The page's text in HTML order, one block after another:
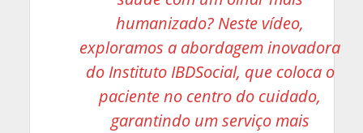
humanizado? Neste vídeo,
exploramos a abordagem inovadora
do Instituto IBDSocial, que coloca o
paciente no centro do cuidado,
garantindo um serviço mais